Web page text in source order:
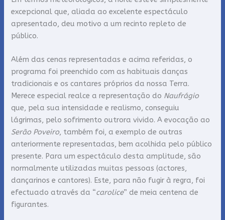
excepcional que, aliada ao excelente espectáculo
apresentado, deu motivo a um recinto repleto de
público.
Além das cenas representadas e acima referidas, o
programa foi preenchido com as habituais danças
tradicionais e os cantares próprios da nossa Terra.
Merece especial realce a representação do Naufrágio
que, pela sua intensidade e realismo, conseguiu
lágrimas, pelo sofrimento outrora vivido. A evocação ao
Serão Poveiro, também foi, a exemplo de outras
anteriormente representadas, bem acolhida pelo público
presente. Para um espectáculo desta amplitude, são
normalmente utilizadas muitas pessoas (actores,
dançarinos e cantores). Este, para não fugir à regra, foi
efectuado através da “carolice” de meia centena de
figurantes.